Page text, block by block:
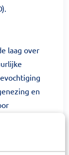
laag over
en